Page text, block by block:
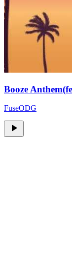
Booze
FuseODG